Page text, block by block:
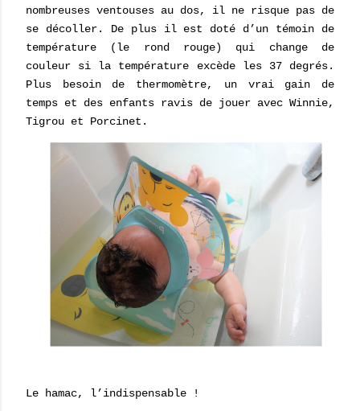
nombreuses ventouses au dos, il ne risque pas de
se décoller. De plus il est doté d’un témoin de
température (le rond rouge) qui change de
couleur si la température excède les 37 degrés.
Plus besoin de thermomètre, un vrai gain de
temps et des enfants ravis de jouer avec Winnie,
Tigrou et Porcinet.
Le hamac, l’indispensable !